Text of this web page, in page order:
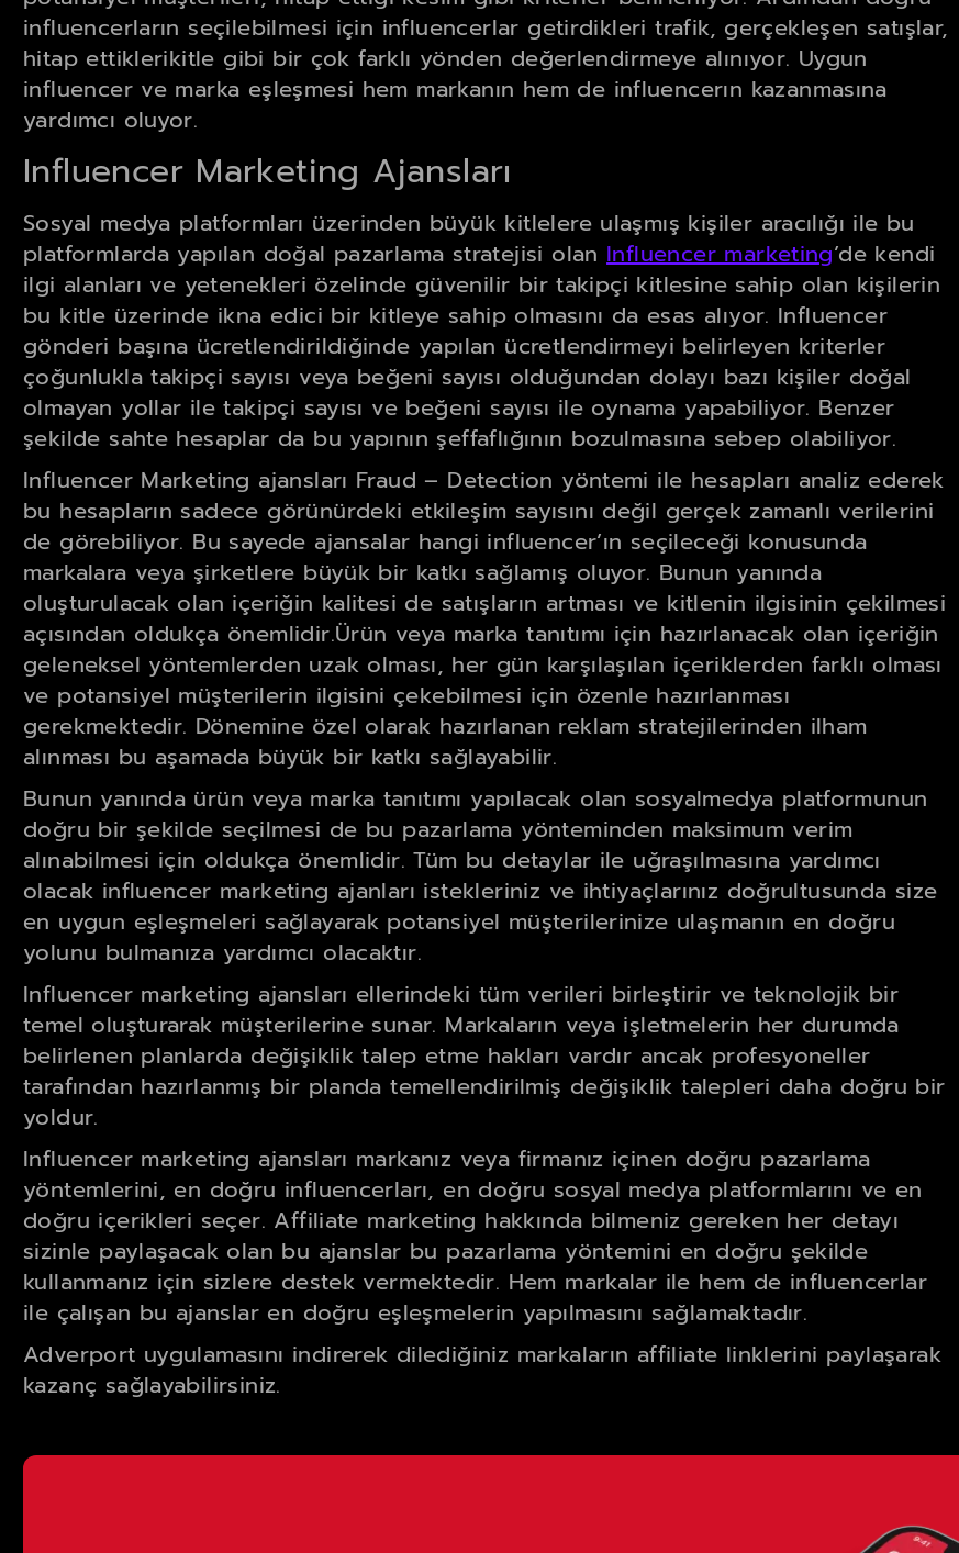
influencerların seçilebilmesi için influencerlar getirdikleri trafik, gerçekleşen satışlar,
hitap ettiklerikitle gibi bir çok farklı yönden değerlendirmeye alınıyor. Uygun
influencer ve marka eşleşmesi hem markanın hem de influencerın kazanmasına
yardımcı oluyor.
Influencer Marketing Ajansları
Sosyal medya platformları üzerinden büyük kitlelere ulaşmış kişiler aracılığı ile bu
platformlarda yapılan doğal pazarlama stratejisi olanInfluencer marketing’de kendi
ilgi alanları ve yetenekleri özelinde güvenilir bir takipçi kitlesine sahip olan kişilerin
bu kitle üzerinde ikna edici bir kitleye sahip olmasını da esas alıyor. Influencer
gönderi başına ücretlendirildiğinde yapılan ücretlendirmeyi belirleyen kriterler
çoğunlukla takipçi sayısı veya beğeni sayısı olduğundan dolayı bazı kişiler doğal
olmayan yollar ile takipçi sayısı ve beğeni sayısı ile oynama yapabiliyor. Benzer
şekilde sahte hesaplar da bu yapının şeffaflığının bozulmasına sebep olabiliyor.
Influencer Marketing ajansları Fraud – Detection yöntemi ile hesapları analiz ederek
bu hesapların sadece görünürdeki etkileşim sayısını değil gerçek zamanlı verilerini
de görebiliyor. Bu sayede ajansalar hangi influencer’ın seçileceği konusunda
markalara veya şirketlere büyük bir katkı sağlamış oluyor. Bunun yanında
oluşturulacak olan içeriğin kalitesi de satışların artması ve kitlenin ilgisinin çekilmesi
açısından oldukça önemlidir.Ürün veya marka tanıtımı için hazırlanacak olan içeriğin
geleneksel yöntemlerden uzak olması, her gün karşılaşılan içeriklerden farklı olması
ve potansiyel müşterilerin ilgisini çekebilmesi için özenle hazırlanması
gerekmektedir. Dönemine özel olarak hazırlanan reklam stratejilerinden ilham
alınması bu aşamada büyük bir katkı sağlayabilir.
Bunun yanında ürün veya marka tanıtımı yapılacak olan sosyalmedya platformunun
doğru bir şekilde seçilmesi de bu pazarlama yönteminden maksimum verim
alınabilmesi için oldukça önemlidir. Tüm bu detaylar ile uğraşılmasına yardımcı
olacak influencer marketing ajanları istekleriniz ve ihtiyaçlarınız doğrultusunda size
en uygun eşleşmeleri sağlayarak potansiyel müşterilerinize ulaşmanın en doğru
yolunu bulmanıza yardımcı olacaktır.
Influencer marketing ajansları ellerindeki tüm verileri birleştirir ve teknolojik bir
temel oluşturarak müşterilerine sunar. Markaların veya işletmelerin her durumda
belirlenen planlarda değişiklik talep etme hakları vardır ancak profesyoneller
tarafından hazırlanmış bir planda temellendirilmiş değişiklik talepleri daha doğru bir
yoldur.
Influencer marketing ajansları markanız veya firmanız içinen doğru pazarlama
yöntemlerini, en doğru influencerları, en doğru sosyal medya platformlarını ve en
doğru içerikleri seçer. Affiliate marketing hakkında bilmeniz gereken her detayı
sizinle paylaşacak olan bu ajanslar bu pazarlama yöntemini en doğru şekilde
kullanmanız için sizlere destek vermektedir. Hem markalar ile hem de influencerlar
ile çalışan bu ajanslar en doğru eşleşmelerin yapılmasını sağlamaktadır.
Adverport uygulamasını indirerek dilediğiniz markaların affiliate linklerini paylaşarak
kazanç sağlayabilirsiniz.